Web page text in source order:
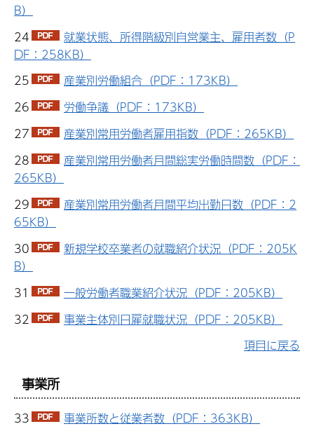
B）
24
就業状態、所得階級別自営業主、雇用者数（P
DF：258KB）
25
産業別労働組合（PDF：173KB）
26
労働争議（PDF：173KB）
27
産業別常用労働者雇用指数（PDF：265KB）
28
産業別常用労働者月間総実労働時間数（PDF：
265KB）
29
産業別常用労働者月間平均出勤日数（PDF：2
65KB）
30
新規学校卒業者の就職紹介状況（PDF：205K
B）
31
一般労働者職業紹介状況（PDF：205KB）
32
事業主体別日雇就職状況（PDF：205KB）
項目に戻る
事業所
33
事業所数と従業者数（PDF：363KB）